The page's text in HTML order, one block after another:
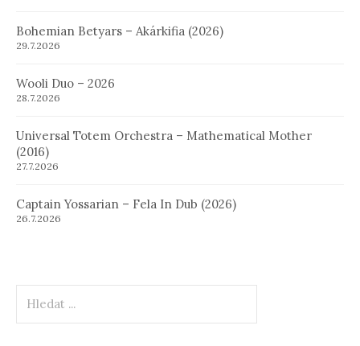
Bohemian Betyars – Akárkifia (2026)
29.7.2026
Wooli Duo – 2026
28.7.2026
Universal Totem Orchestra – Mathematical Mother
(2016)
27.7.2026
Captain Yossarian – Fela In Dub (2026)
26.7.2026